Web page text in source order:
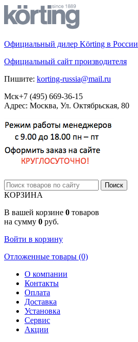
Официальный дилер Körting в России
Официальный сайт производителя
Пишите: korting-russia@mail.ru
Мск+7 (495) 669-36-15
Адрес: Москва, Ул. Октябрьская, 80
КОРЗИНА
В вашей корзине 0 товаров
на сумму 0 руб.
Войти в корзину
Отложенные товары (0)
О компании
Контакты
Оплата
Доставка
Установка
Сервис
Акции